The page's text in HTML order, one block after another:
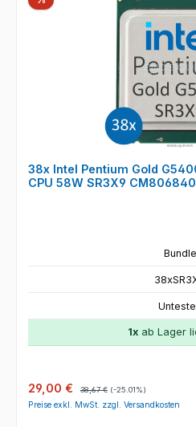
38x Intel Pentium Gold
CPU 58W SR3X9
Bundle
1x ab Lager
Verkaufspreis:
29,00 € 38,67 € (-25.01%)
Preise exkl. MwSt. zzgl. Versandkosten